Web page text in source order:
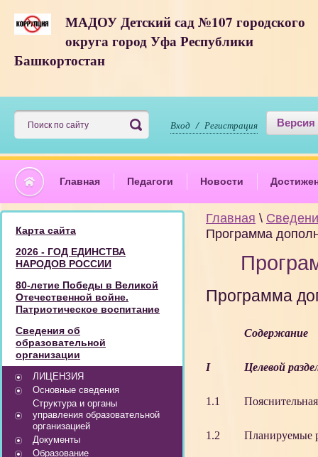
МАДОУ Детский сад №107 городского
округа город Уфа Республики
Башкортостан
Вход / Регистрация
Главная Педагоги Новости
Главная \
Программа
Программа
Содержание
I Целевой
1.1
1.2 Планируемые
Карта сайта
2026 - ГОД ЕДИНСТВА
НАРОДОВ РОССИИ
80-летие Победы в Великой
Отечественной войне.
Патриотическое воспитание
Сведения об
образовательной
организации
ЛИЦЕНЗИЯ
Основные сведения
Структура и органы
управления образовательной
организацией
Документы
Образование